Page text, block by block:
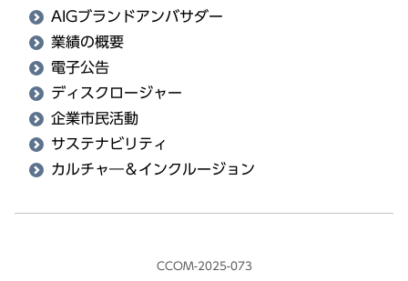
AIGブランドアンバサダー
業績の概要
電子公告
ディスクロージャー
企業市民活動
サステナビリティ
カルチャ―＆インクルージョン
CCOM-2025-073